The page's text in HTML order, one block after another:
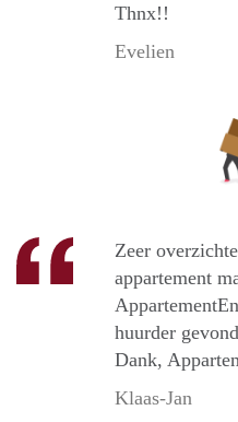
Thnx!!
Evelien
Zeer
appartement
huurder
Dank,
Klaas-Jan